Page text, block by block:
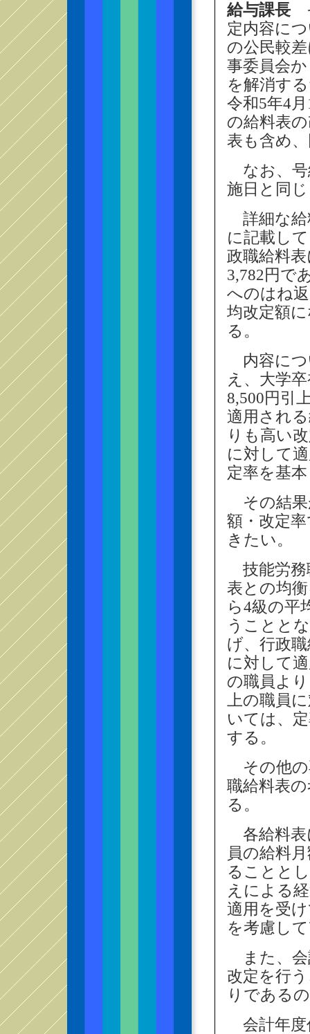
給与課長
定内容に
の公民較
事委員会
を解消す
令和5年4
の給料表
表も含め
なお、号
施日と同
詳細な給
に記載し
政職給料
3,782円で
へのはね
均改定額
る。
内容につ
え、大学
8,500円引
適用され
りも高い
に対して
定率を基
その結果
額・改定
きたい。
技能労務
表との均
ら4級の平
うことと
げ、行政
に対して
の職員よ
上の職員
いては、
する。
その他の
職給料表
る。
各給料表
員の給料
ることと
えによる
適用を受
を考慮し
また、会
改定を行
りである
会計年度